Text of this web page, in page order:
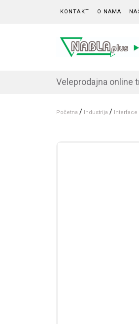
KONTAKT O NAMA
Veleprodajna online
Početna / Industrija /